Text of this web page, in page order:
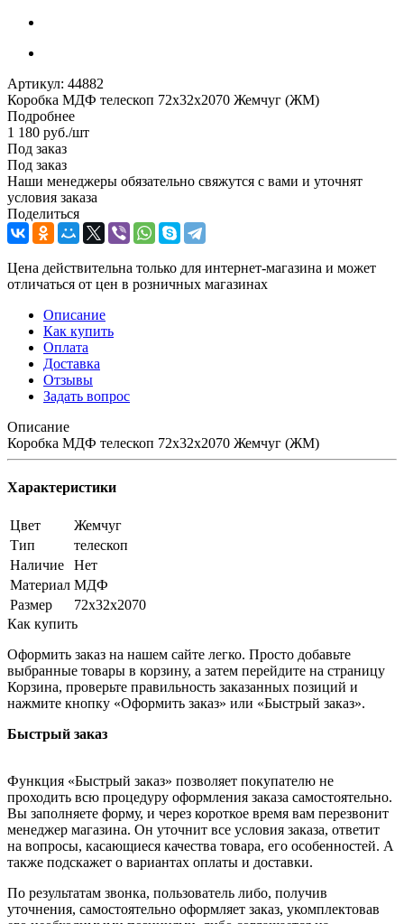
Артикул: 44882
Коробка МДФ телескоп 72х32х2070 Жемчуг (ЖМ)
Подробнее
1 180 руб./шт
Под заказ
Под заказ
Наши менеджеры обязательно свяжутся с вами и уточнят
условия заказа
Поделиться
Цена действительна только для интернет-магазина и может
отличаться от цен в розничных магазинах
Описание
Как купить
Оплата
Доставка
Отзывы
Задать вопрос
Описание
Коробка МДФ телескоп 72х32х2070 Жемчуг (ЖМ)
Характеристики
Цвет
Жемчуг
Тип
телескоп
Наличие
Нет
Материал МДФ
Размер
72х32х2070
Как купить
Оформить заказ на нашем сайте легко. Просто добавьте
выбранные товары в корзину, а затем перейдите на страницу
Корзина, проверьте правильность заказанных позиций и
нажмите кнопку «Оформить заказ» или «Быстрый заказ».
Быстрый заказ
Функция «Быстрый заказ» позволяет покупателю не
проходить всю процедуру оформления заказа самостоятельно.
Вы заполняете форму, и через короткое время вам перезвонит
менеджер магазина. Он уточнит все условия заказа, ответит
на вопросы, касающиеся качества товара, его особенностей. А
также подскажет о вариантах оплаты и доставки.
По результатам звонка, пользователь либо, получив
уточнения, самостоятельно оформляет заказ, укомплектовав